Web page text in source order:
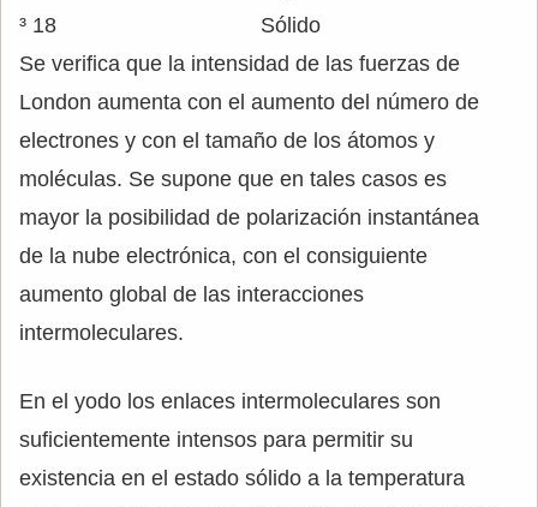
³ 18
Sólido
Se verifica que la intensidad de las fuerzas de
London aumenta con el aumento del número de
electrones y con el tamaño de los átomos y
moléculas. Se supone que en tales casos es
mayor la posibilidad de polarización instantánea
de la nube electrónica, con el consiguiente
aumento global de las interacciones
intermoleculares.
En el yodo los enlaces intermoleculares son
suficientemente intensos para permitir su
existencia en el estado sólido a la temperatura